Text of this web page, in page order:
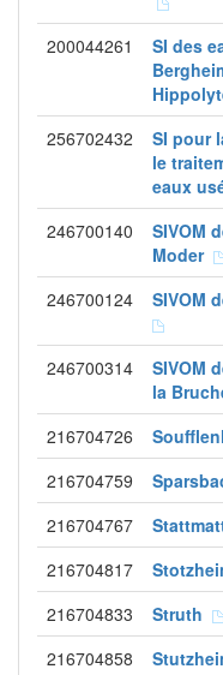
200044261
SI des
256702432
SI pour
le
eaux
246700140
SIVOM
Moder
246700124 SIVOM
246700314
SIVOM
la
216704726
216704759
216704767
216704817
216704833 Struth
216704858